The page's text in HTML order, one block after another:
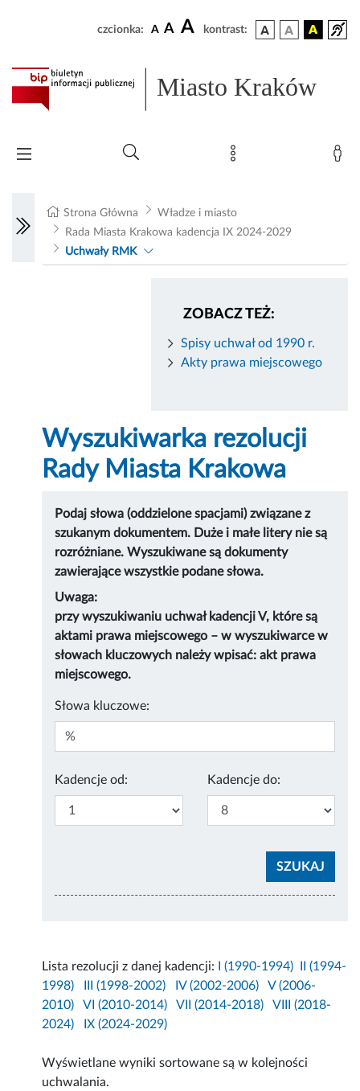
czcionka: A A A kontrast:
Miasto Kraków
Strona Główna
Władze i miasto
Rada Miasta Krakowa kadencja IX 2024-2029
Uchwały RMK
ZOBACZ TEŻ:
Spisy uchwał od 1990 r.
Akty prawa miejscowego
Wyszukiwarka rezolucji
Rady Miasta Krakowa
Podaj słowa (oddzielone spacjami) związane z
szukanym dokumentem. Duże i małe litery nie są
rozróżniane. Wyszukiwane są dokumenty
zawierające wszystkie podane słowa.
Uwaga:
przy wyszukiwaniu uchwał kadencji V, które są
aktami prawa miejscowego – w wyszukiwarce w
słowach kluczowych należy wpisać: akt prawa
miejscowego.
Słowa kluczowe:
Kadencje od: Kadencje do:
Lista rezolucji z danej kadencji: I (1990-1994)
II (1994-
1998)
III (1998-2002) IV (2002-2006)
V (2006-
2010)
VI (2010-2014) VII (2014-2018)
VIII (2018-
2024)
IX (2024-2029)
Wyświetlane wyniki sortowane są w kolejności
uchwalania.